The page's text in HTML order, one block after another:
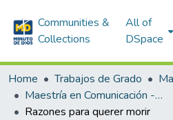
Communities &
Collections
All of
DSpace
Home Trabajos de Grado
Maestría en Comunicación - Educación en la Cultura
Razones para querer morir